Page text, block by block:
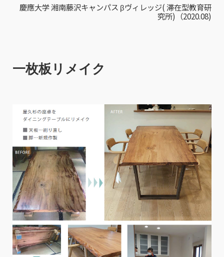
慶應大学 湘南藤沢キャンパス βヴィレッジ( 滞在型教育研
究所)（2020.08)
一枚板リメイク